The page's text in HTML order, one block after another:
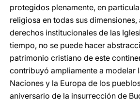
protegidos plenamente, en
religiosa en todas sus
derechos institucionales de las
tiempo, no se puede hacer
patrimonio cristiano de este
contribuyó ampliamente a modelar
Naciones y la Europa de los
aniversario de la insurrección de